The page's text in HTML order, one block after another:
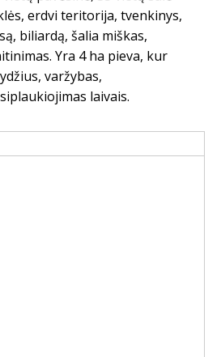
erdvi teritorija, tvenkinys,
biliardą, šalia miškas,
Yra 4 ha pieva, kur
varžybas,
laivais.